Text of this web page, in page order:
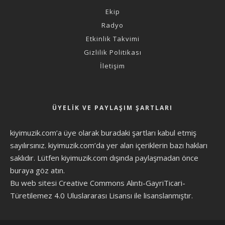
Ekip
Radyo
Etkinlik Takvimi
Gizlilik Politikası
İletişim
ÜYELIK VE PAYLAŞIM ŞARTLARI
kiyimuzik.com’a üye olarak buradaki şartları kabul etmiş
sayılırsınız. kiyimuzik.com’da yer alan içeriklerin bazı hakları
saklıdır. Lütfen kiyimuzik.com dışında paylaşmadan önce
buraya göz atın.
Bu web sitesi Creative Commons Alıntı-GayriTicari-
Türetilemez 4.0 Uluslararası Lisansı ile lisanslanmıştır.